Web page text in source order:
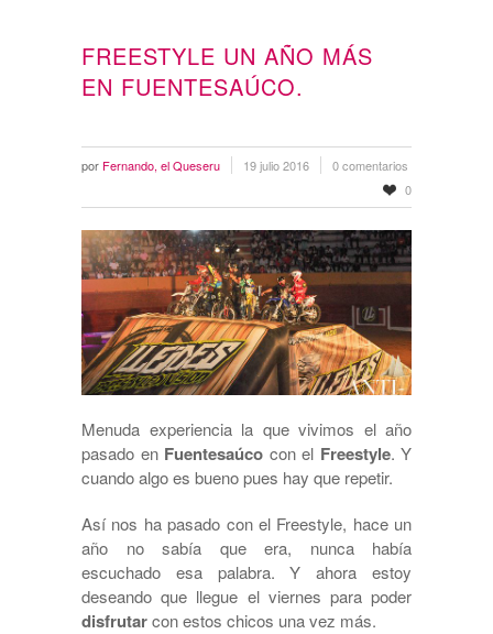
FREESTYLE UN AÑO MÁS
EN FUENTESAÚCO.
por Fernando, el Queseru 19 julio 2016
0 comentarios
0
Menuda experiencia la que vivimos el año
pasado en Fuentesaúco con el Freestyle. Y
cuando algo es bueno pues hay que repetir.
Así nos ha pasado con el Freestyle, hace un
año no sabía que era, nunca había
escuchado esa palabra. Y ahora estoy
deseando que llegue el viernes para poder
disfrutarcon estos chicos una vez más.